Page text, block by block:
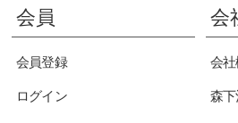
会員
会員登録
ログイン
会
会
森